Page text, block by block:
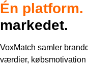
Én platform.
markedet.
VoxMatch samler
værdier, købsmotivation